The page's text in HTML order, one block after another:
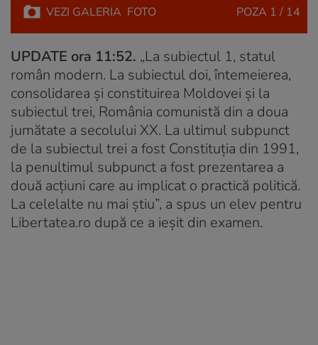
VEZI GALERIA FOTO POZA 1 / 14
UPDATE ora 11:52. „La subiectul 1, statul
român modern. La subiectul doi, întemeierea,
consolidarea și constituirea Moldovei și la
subiectul trei, România comunistă din a doua
jumătate a secolului XX. La ultimul subpunct
de la subiectul trei a fost Constituția din 1991,
la penultimul subpunct a fost prezentarea a
două acțiuni care au implicat o practică politică.
La celelalte nu mai știu”, a spus un elev pentru
Libertatea.ro după ce a ieșit din examen.